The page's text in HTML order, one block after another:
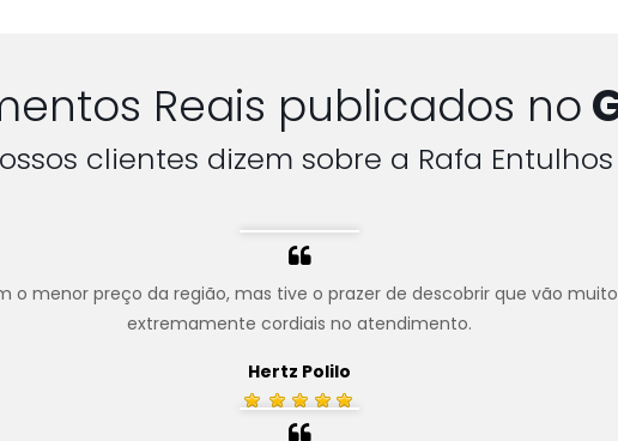
Reais publicados no
clientes dizem sobre a Rafa
o menor preço da região, mas tive o prazer de descobrir que vão
extremamente cordiais no atendimento.
Hertz Polilo